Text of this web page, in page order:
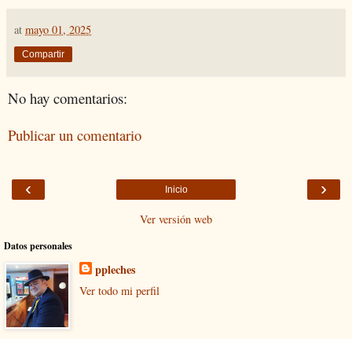
at mayo 01, 2025
Compartir
No hay comentarios:
Publicar un comentario
‹ ›
Inicio
Ver versión web
Datos personales
ppleches
Ver todo mi perfil